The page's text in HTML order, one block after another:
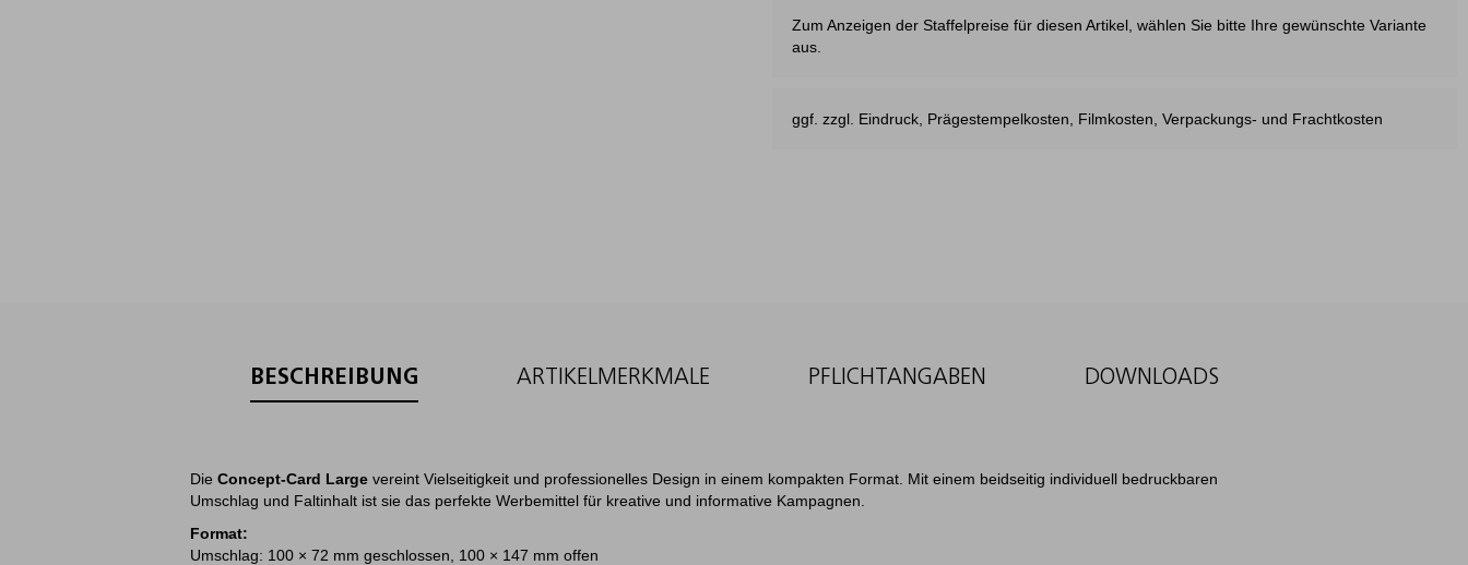
Zum Anzeigen der Staffelpreise für diesen Artikel, wählen Sie bitte Ihre gewünschte Variante
aus.
ggf. zzgl. Eindruck, Prägestempelkosten, Filmkosten, Verpackungs- und Frachtkosten
BESCHREIBUNG ARTIKELMERKMALE PFLICHTANGABEN DOWNLOADS
Die Concept-Card Large vereint Vielseitigkeit und professionelles Design in einem kompakten Format. Mit einem beidseitig individuell bedruckbaren
Umschlag und Faltinhalt ist sie das perfekte Werbemittel für kreative und informative Kampagnen.
Format:
Umschlag: 100 × 72 mm geschlossen, 100 × 147 mm offen